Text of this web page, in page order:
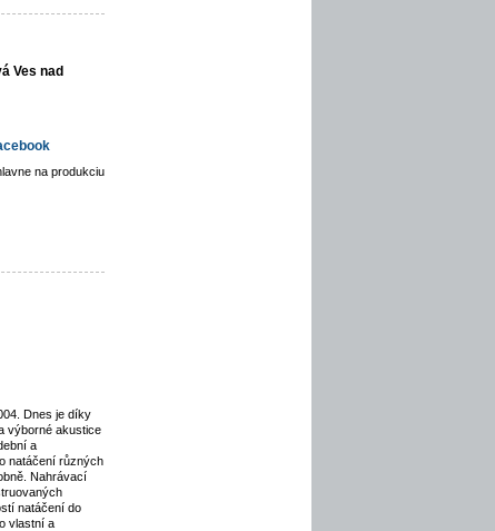
Ves nad
na produkciu
Dnes je díky
výborné akustice
a
natáčení různých
Nahrávací
natáčení do
vlastní a